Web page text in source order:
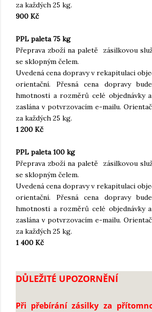
za každých 25 kg.
900 Kč
PPL paleta 75 kg
Přeprava zboží na paletě zásilkovou
se sklopným čelem.
Uvedená cena dopravy v rekapitulaci
orientační. Přesná cena dopravy
hmotnosti a rozměrů celé objednávky
zaslána v potvrzovacím e-mailu.
za každých 25 kg.
1 200 Kč
PPL paleta 100 kg
Přeprava zboží na paletě zásilkovou
se sklopným čelem.
Uvedená cena dopravy v rekapitulaci
orientační. Přesná cena dopravy
hmotnosti a rozměrů celé objednávky
zaslána v potvrzovacím e-mailu.
za každých 25 kg.
1 400 Kč
DŮLEŽITÉ UPOZORNĚNÍ
Při přebírání zásilky za